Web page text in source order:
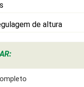
de altura